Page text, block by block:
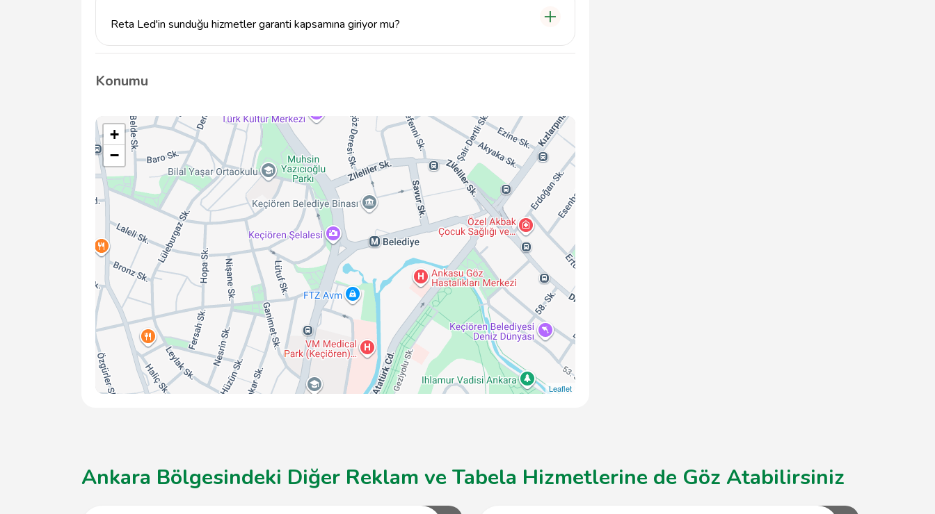
Reta Led'in sunduğu hizmetler garanti kapsamına giriyor mu?
Evet, Reta Led, ürettiği LED tabelalar için garanti sunmakta ve müşteri memnuniyetini ön
Konumu
+
−
Leaflet
Ankara Bölgesindeki Diğer Reklam ve Tabela Hizmetlerine de Göz Atabilirsiniz